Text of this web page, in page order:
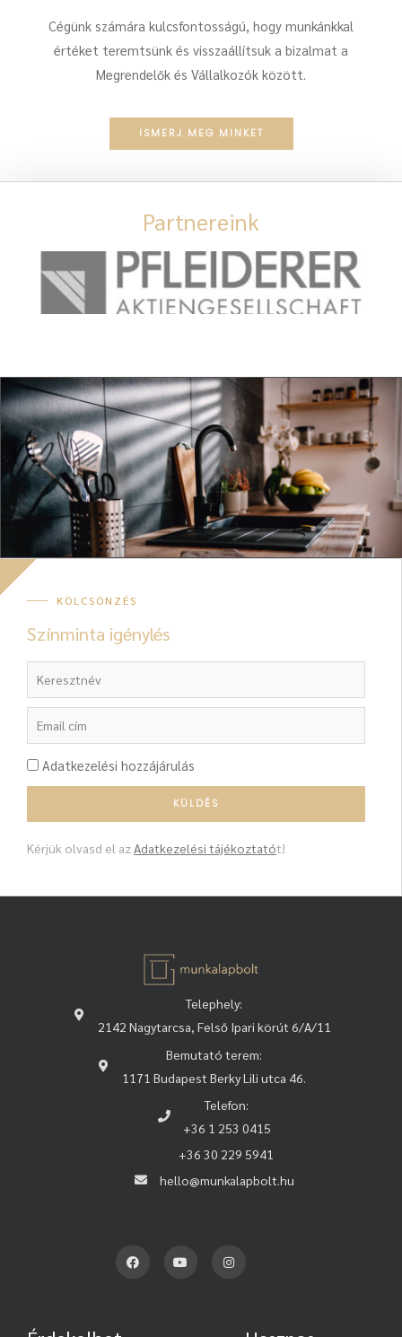
Cégünk számára kulcsfontosságú, hogy munkánkkal
értéket teremtsünk és visszaállítsuk a bizalmat a
Megrendelők és Vállalkozók között.
ISMERJ MEG MINKET
Partnereink
KÖLCSÖNZÉS
Színminta igénylés
Adatkezelési hozzájárulás
Kérjük olvasd el azAdatkezelési tájékoztatót!
Telephely:
2142 Nagytarcsa, Felső Ipari körút 6/A/11
Bemutató terem:
1171 Budapest Berky Lili utca 46.
Telefon:
+36 1 253 0415
+36 30 229 5941
hello@munkalapbolt.hu